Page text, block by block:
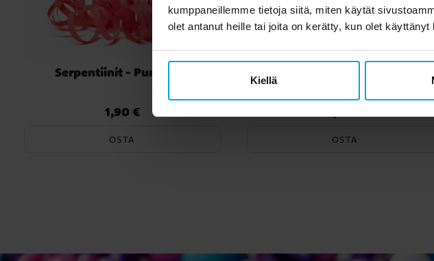
kumppaneillemme tietoja siitä, miten käytät
olet antanut heille tai joita on kerätty, kun olet
Kiellä
Serpentiinit - Punainen
Hinta:1,90 €
1,90 €
OSTA OSTA